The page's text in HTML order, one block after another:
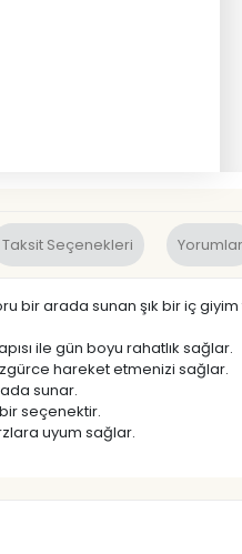
Taksit Seçenekleri Yorumlar
bir arada sunan şık bir iç
ile gün boyu rahatlık sağlar.
hareket etmenizi sağlar.
sunar.
seçenektir.
uyum sağlar.